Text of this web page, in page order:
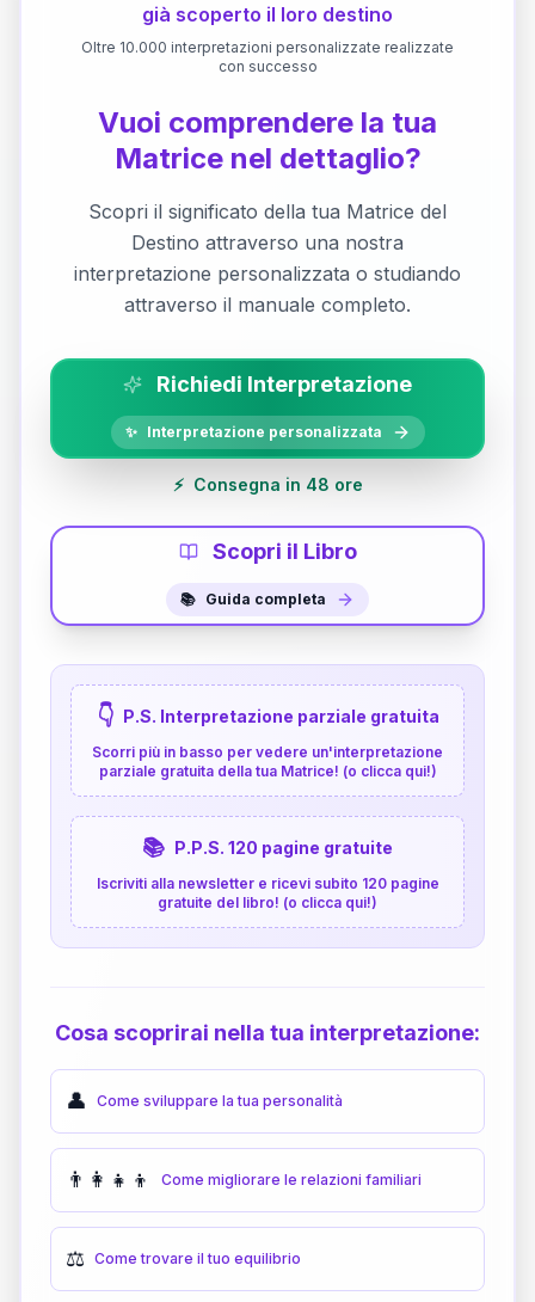
già scoperto il loro destino
Oltre 10.000 interpretazioni personalizzate realizzate
con successo
Vuoi comprendere la tua
Matrice nel dettaglio?
Scopri il significato della tua Matrice del
Destino attraverso una nostra
interpretazione personalizzata o studiando
attraverso il manuale completo.
Richiedi Interpretazione
✨ Interpretazione personalizzata
⚡ Consegna in 48 ore
Scopri il Libro
📚 Guida completa
👇 P.S. Interpretazione parziale gratuita
Scorri più in basso per vedere un'interpretazione
parziale gratuita della tua Matrice! (o clicca qui!)
📚 P.P.S. 120 pagine gratuite
Iscriviti alla newsletter e ricevi subito 120 pagine
gratuite del libro! (o clicca qui!)
Cosa scoprirai nella tua interpretazione:
👤 Come sviluppare la tua personalità
👨‍👩‍👧‍👦 Come migliorare le relazioni familiari
⚖️ Come trovare il tuo equilibrio